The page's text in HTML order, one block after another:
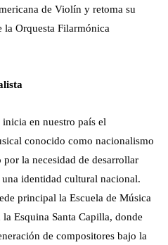
de Violín y retoma su
Orquesta Filarmónica
en nuestro país el
conocido como nacionalismo
la necesidad de desarrollar
identidad cultural nacional.
principal la Escuela de Música
Esquina Santa Capilla, donde
de compositores bajo la